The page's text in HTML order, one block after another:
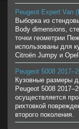
Peugeot Expert Van
Выборка из
Body dimensions,
точки геометрии
использованы для
Citroën Jumpy и
Peugeot 5008
Кузовные размеры
Peugeot 5008
осуществляется
рихтовкой
второго поколения.